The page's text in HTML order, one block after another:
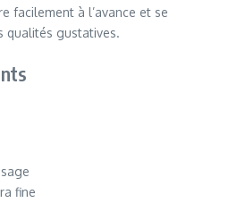
facilement à l’avance et se
qualités gustatives.
fine